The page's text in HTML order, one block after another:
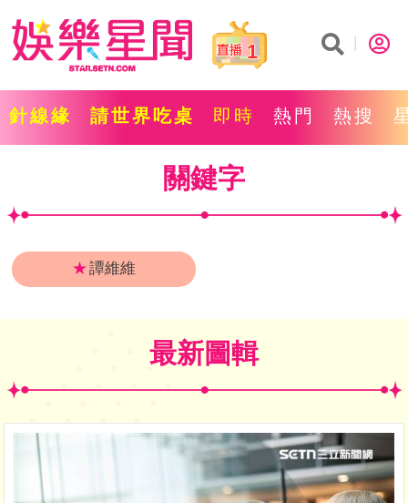
1
針線緣 請世界吃桌 即時 熱門 熱搜
關鍵字
★譚維維
最新圖輯